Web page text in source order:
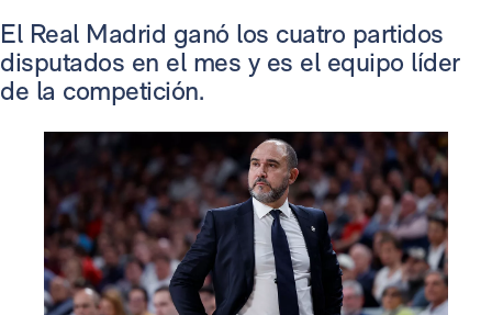
El Real Madrid ganó los cuatro partidos
disputados en el mes y es el equipo líder
de la competición.